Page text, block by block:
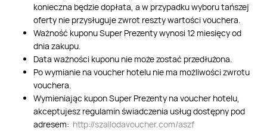
konieczna będzie dopłata, a w przypadku wyboru tańszej
oferty nie przysługuje zwrot reszty wartości vouchera.
Ważność kuponu Super Prezenty wynosi 12 miesięcy od
dnia zakupu.
Data ważności kuponu nie może zostać przedłużona.
Po wymianie na voucher hotelu nie ma możliwości zwrotu
vouchera.
Wymieniając kupon Super Prezenty na voucher hotelu,
akceptujesz regulamin świadczenia usług dostępny pod
adresem: http://szallodavoucher.com/aszf